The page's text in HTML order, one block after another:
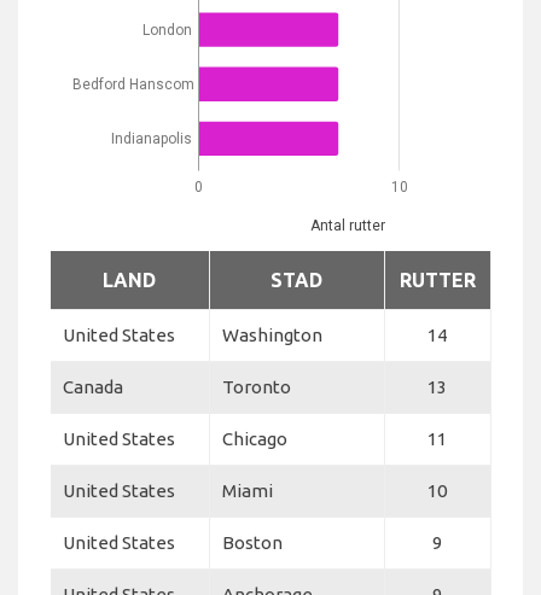
0 10
Antal rutter
London
Bedford Hanscom
Indianapolis
LAND STAD RUTTER
United States Washington 14
Canada Toronto 13
United States Chicago 11
United States Miami 10
United States Boston 9